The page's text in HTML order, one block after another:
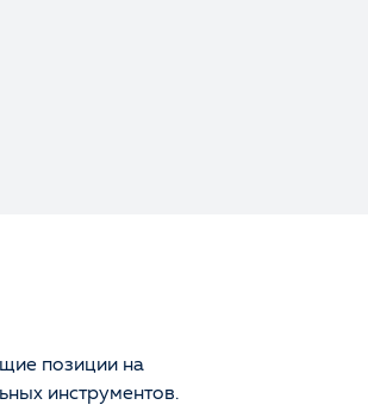
позиции на
инструментов.